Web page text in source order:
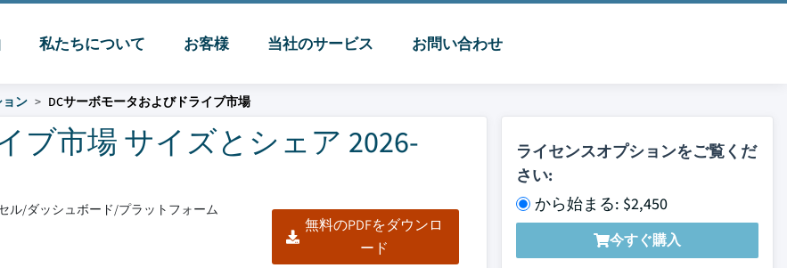
私たちについて お客様 当社のサービス お問い合わせ
ン DCサーボモータおよびドライブ市場
ブ市場 サイズとシェア 2026-
ル/ダッシュボード/プラットフォーム
無料のPDFをダウンロ
ード
ライセンスオプションをご覧くだ
さい:
から始まる: $2,450
今すぐ購入